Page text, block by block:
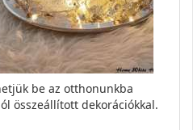
be az otthonunkba
összeállított dekorációkkal.